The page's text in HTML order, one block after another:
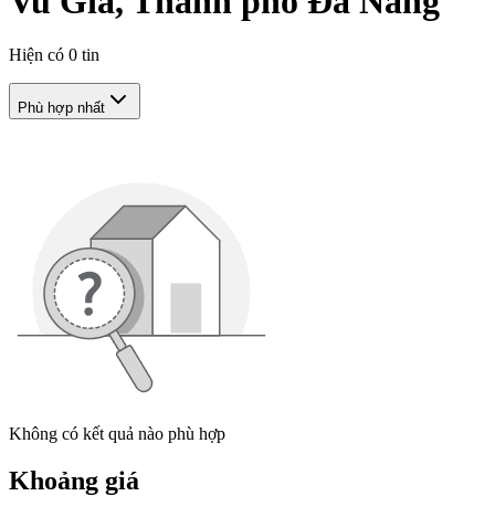
Hiện có 0 tin
Phù hợp nhất
Không có kết quả nào phù hợp
Khoảng giá